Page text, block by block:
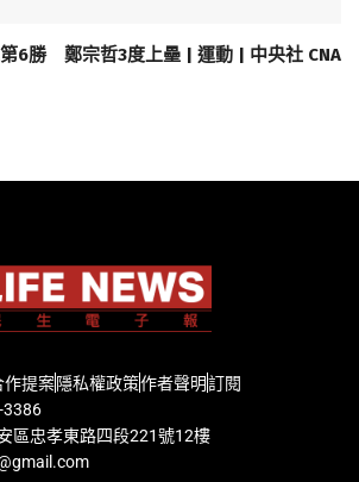
6勝 鄭宗哲3度上壘 | 運動 | 中央社 CNA
作提案隱私權政策作者聲明訂閱
3386
區忠孝東路四段221號12樓